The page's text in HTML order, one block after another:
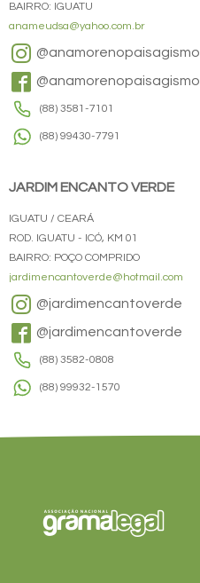
BAIRRO: IGUATU
anameudsa@yahoo.com.br
@anamorenopaisagismo
@anamorenopaisagismo
(88) 3581-7101
(88) 99430-7791
JARDIM ENCANTO VERDE
IGUATU / CEARÁ
ROD. IGUATU - ICÓ, KM 01
BAIRRO: POÇO COMPRIDO
jardimencantoverde@hotmail.com
@jardimencantoverde
@jardimencantoverde
(88) 3582-0808
(88) 99932-1570